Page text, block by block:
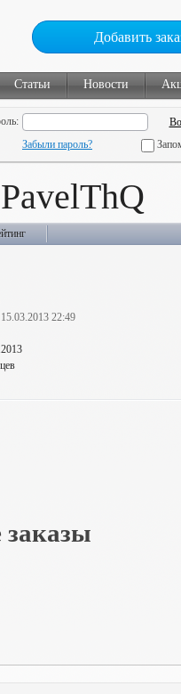
Добавить
Статьи Новости
Забыли пароль?
22:49